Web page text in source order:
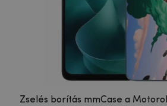
Zselés borítás mmCase a